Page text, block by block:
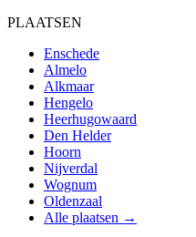
PLAATSEN
Enschede
Almelo
Alkmaar
Hengelo
Heerhugowaard
Den Helder
Hoorn
Nijverdal
Wognum
Oldenzaal
Alle plaatsen →